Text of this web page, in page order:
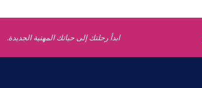
ابدأ رحلتك إلى حياتك المهنية الجديدة.